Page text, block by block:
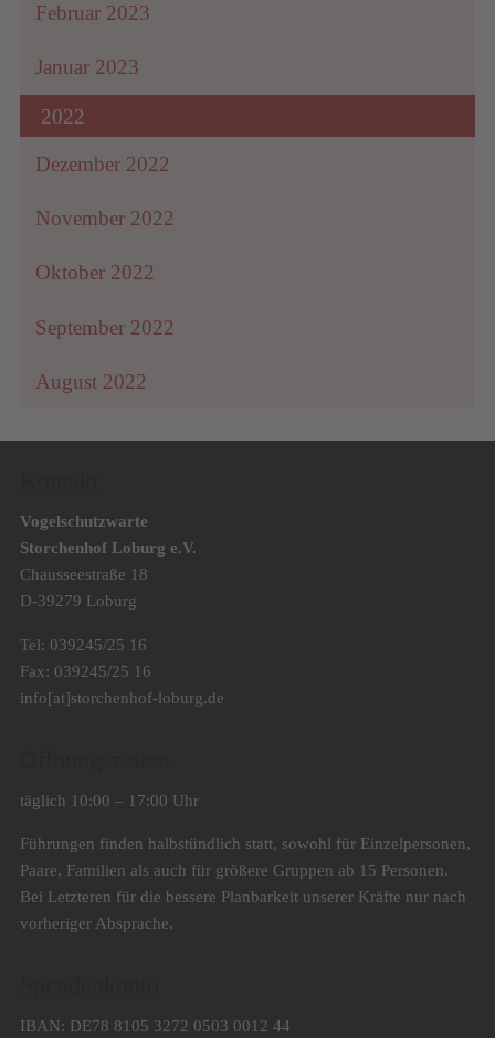
Februar 2023
Januar 2023
2022
Dezember 2022
November 2022
Oktober 2022
September 2022
August 2022
Vogelschutzwarte
Storchenhof Loburg e.V.
Chausseestraße 18
D-39279 Loburg
Tel: 039245/25 16
Fax: 039245/25 16
info[at]storchenhof-loburg.de
täglich 10:00 – 17:00 Uhr
Führungen finden halbstündlich statt, sowohl für Einzelpersonen,
Paare, Familien als auch für größere Gruppen ab 15 Personen.
Bei Letzteren für die bessere Planbarkeit unserer Kräfte nur nach
vorheriger Absprache.
IBAN: DE78 8105 3272 0503 0012 44